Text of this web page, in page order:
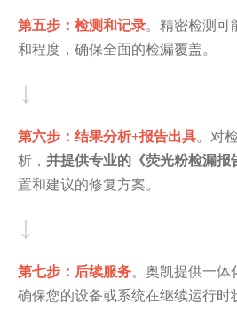
第五步：检测和记录。精密检测可
和程度，确保全面的检漏覆盖。
↓
第六步：结果分析+报告出具。对
析， 并提供专业的《荧光粉检漏报
置和建议的修复方案。
↓
第七步 ：后续服务。奥凯提供一体
确保您的设备或系统在继续运行时